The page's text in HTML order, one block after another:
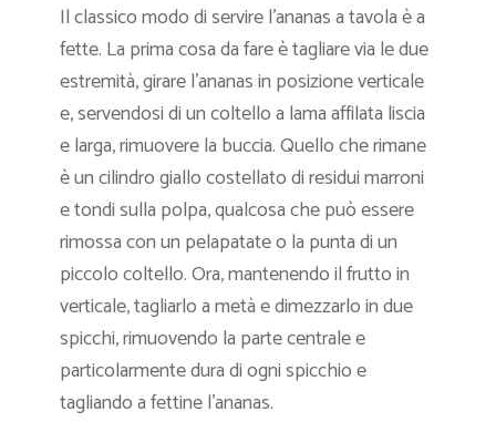
Il classico modo di servire l’ananas a tavola è a
fette. La prima cosa da fare è tagliare via le due
estremità, girare l’ananas in posizione verticale
e, servendosi di un coltello a lama affilata liscia
e larga, rimuovere la buccia. Quello che rimane
è un cilindro giallo costellato di residui marroni
e tondi sulla polpa, qualcosa che può essere
rimossa con un pelapatate o la punta di un
piccolo coltello. Ora, mantenendo il frutto in
verticale, tagliarlo a metà e dimezzarlo in due
spicchi, rimuovendo la parte centrale e
particolarmente dura di ogni spicchio e
tagliando a fettine l’ananas.